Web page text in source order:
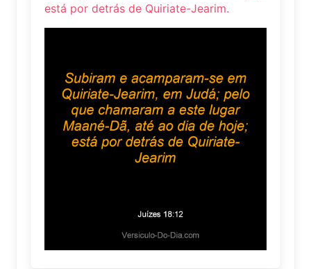
está por detrás de Quiriate-Jearim.